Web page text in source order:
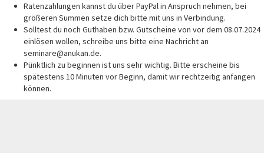
Ratenzahlungen kannst du über PayPal in Anspruch nehmen, bei
größeren Summen setze dich bitte mit uns in Verbindung.
Solltest du noch Guthaben bzw. Gutscheine von vor dem 08.07.2024
einlösen wollen, schreibe uns bitte eine Nachricht an
seminare@anukan.de.
Pünktlich zu beginnen ist uns sehr wichtig. Bitte erscheine bis
spätestens 10 Minuten vor Beginn, damit wir rechtzeitig anfangen
können.